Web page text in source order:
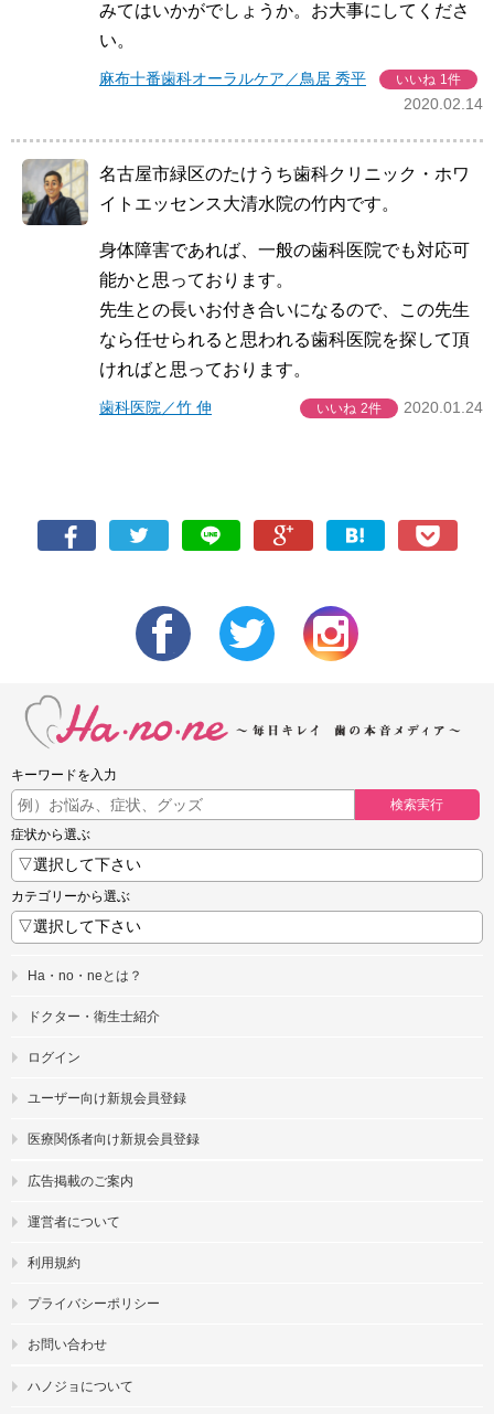
みてはいかがでしょうか。お大事にしてくださ
い。
麻布十番歯科オーラルケア／鳥居 秀平 いいね 1件
2020.02.14
名古屋市緑区のたけうち歯科クリニック・ホワ
イトエッセンス大清水院の竹内です。
身体障害であれば、一般の歯科医院でも対応可
能かと思っております。
先生との長いお付き合いになるので、この先生
なら任せられると思われる歯科医院を探して頂
ければと思っております。
歯科医院／竹 伸 いいね 2件 2020.01.24
キーワードを入力
検索実行
症状から選ぶ
カテゴリーから選ぶ
Ha・no・neとは？
ドクター・衛生士紹介
ログイン
ユーザー向け新規会員登録
医療関係者向け新規会員登録
広告掲載のご案内
運営者について
利用規約
プライバシーポリシー
お問い合わせ
ハノジョについて